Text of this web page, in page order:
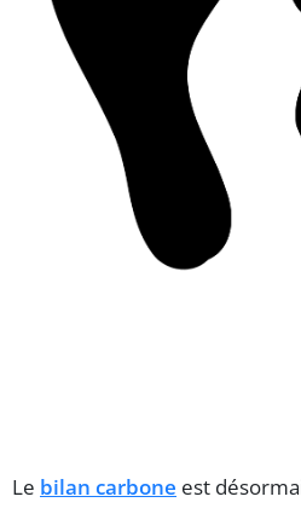
Le bilan carbone est